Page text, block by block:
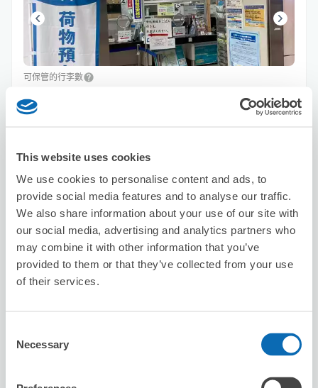
This website uses cookies
We use cookies to personalise content and ads, to
provide social media features and to analyse our traffic.
We also share information about your use of our site with
our social media, advertising and analytics partners who
may combine it with other information that you’ve
provided to them or that they’ve collected from your use
of their services.
Selection
Necessary
可保管的行李數
預約此店舖
EDION Kintetsu Abeno Harukas Store
从Osaka-Abenobashi站步行3分钟。
本日營業時間: 10:00〜19:30